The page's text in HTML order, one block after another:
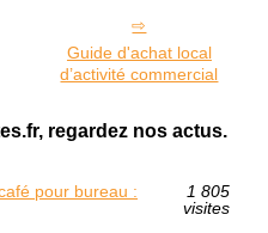
Guide d'achat local
d’activité commercial
regardez nos actus.
pour bureau :
1 805
visites